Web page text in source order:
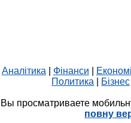
Аналітика Фінанси
Политика
Бізнес
Вы просматриваете
повну